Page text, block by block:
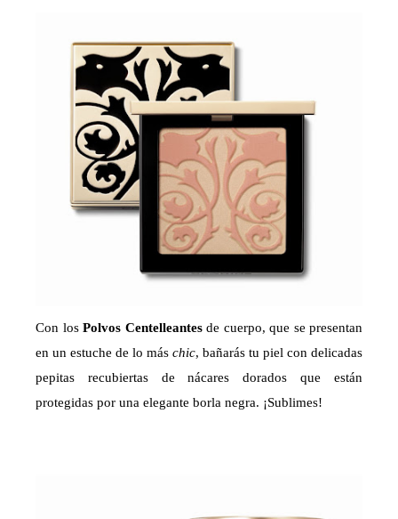
Con los Polvos Centelleantesde cuerpo, que se presentan
en un estuche de lo más chic, bañarás tu piel con delicadas
pepitas recubiertas de nácares dorados que están
protegidas por una elegante borla negra. ¡Sublimes!